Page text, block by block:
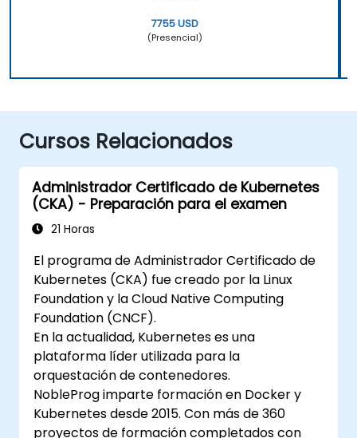
7755 USD
(Presencial)
Cursos Relacionados
Administrador Certificado de Kubernetes
(CKA) - Preparación para el examen
21 Horas
El programa de Administrador Certificado de
Kubernetes (CKA) fue creado por la Linux
Foundation y la Cloud Native Computing
Foundation (CNCF).
En la actualidad, Kubernetes es una
plataforma líder utilizada para la
orquestación de contenedores.
NobleProg imparte formación en Docker y
Kubernetes desde 2015. Con más de 360
proyectos de formación completados con